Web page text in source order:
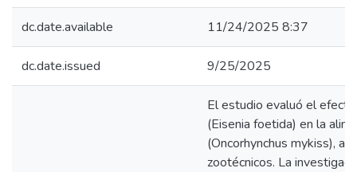
dc.date.available 11/24/2025 8:37
dc.date.issued 9/25/2025
El estudio evaluó el
(Eisenia foetida) en la
(Oncorhynchus mykiss),
zootécnicos. La